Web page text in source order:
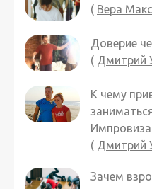
( Вера
Доверие
( Дмитрий
К чему
( Дмитрий
Зачем